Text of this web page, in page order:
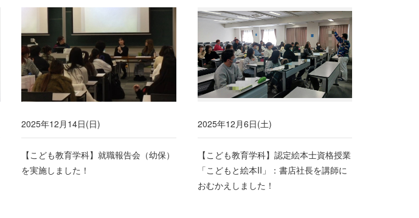
2025年12月14日(日)
【こども教育学科】就職報告会（幼保）
を実施しました！
2025年12月6日(土)
【こども教育学科】認定絵本士資格授業
「こどもと絵本II」：書店社長を講師に
おむかえしました！